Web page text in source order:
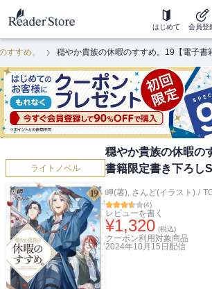
はじめて 会員登
すすめ。 穏やか貴族の休暇のすすめ。19【電子書
ライトノベル
穏やか貴族の休暇の
書籍限定書き下ろし
岬(著), さんど(イラスト) /
(4)
レビューを書く
¥1,320 (税込)
クーポン利用対象商品
2024年10月15日 配信